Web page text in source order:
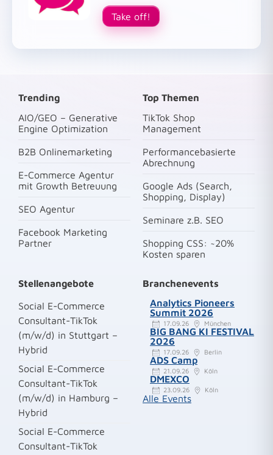
Take off!
Trending
AIO/GEO – Generative
Engine Optimization
B2B Onlinemarketing
E-Commerce Agentur
mit Growth Betreuung
SEO Agentur
Facebook Marketing
Partner
Top Themen
TikTok Shop
Management
Performancebasierte
Abrechnung
Google Ads (Search,
Shopping, Display)
Seminare z.B. SEO
Shopping CSS: ~20%
Kosten sparen
Stellenangebote
Social E-Commerce
Consultant-TikTok
(m/w/d) in Stuttgart –
Hybrid
Social E-Commerce
Consultant-TikTok
(m/w/d) in Hamburg –
Hybrid
Social E-Commerce
Consultant-TikTok
Branchenevents
Analytics Pioneers
Summit 2026
17.09.26 München
BIG BANG KI FESTIVAL
2026
17.09.26 Berlin
ADS Camp
21.09.26 Köln
DMEXCO
23.09.26 Köln
Alle Events